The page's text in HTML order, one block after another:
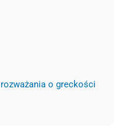
o greckości